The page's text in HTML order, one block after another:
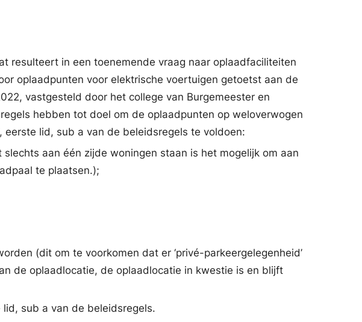
resulteert in een toenemende vraag naar oplaadfaciliteiten
oplaadpunten voor elektrische voertuigen getoetst aan de
vastgesteld door het college van Burgemeester en
hebben tot doel om de oplaadpunten op weloverwogen
lid, sub a van de beleidsregels te voldoen:
aan één zijde woningen staan is het mogelijk om aan
te plaatsen.);
(dit om te voorkomen dat er ‘privé-parkeergelegenheid’
de oplaadlocatie, de oplaadlocatie in kwestie is en blijft
sub a van de beleidsregels.